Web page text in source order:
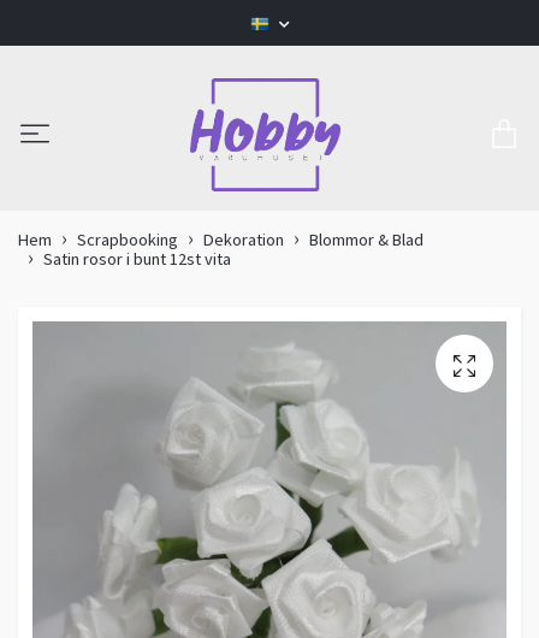
Hem Scrapbooking Dekoration
Blommor & Blad
Satin rosor i bunt 12st vita